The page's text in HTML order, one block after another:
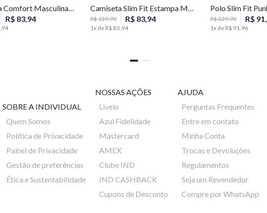
Camiseta Comfort Masculina Individual
R$ 83,94
94
Camiseta Slim Fit Estampa Masculina Individual
R$139,90 R$ 83,94
1x de R$ 83 94
R$229,90 R$ 91,
1x de R$ 91 96
SOBRE A INDIVIDUAL
Quem Somos
Política de Privacidade
Painel de Privacidade
Gestão de preferências
Ética e Sustentabilidade
NOSSAS AÇÕES
Livelo
Azul Fidelidade
Mastercard
AMEX
Clube IND
IND CASHBACK
Cupons de Desconto
AJUDA
Perguntas Frequentes
Entre em contato
Minha Conta
Trocas e Devoluções
Regulamentos
Seja um Revendedor
Compre por WhatsApp